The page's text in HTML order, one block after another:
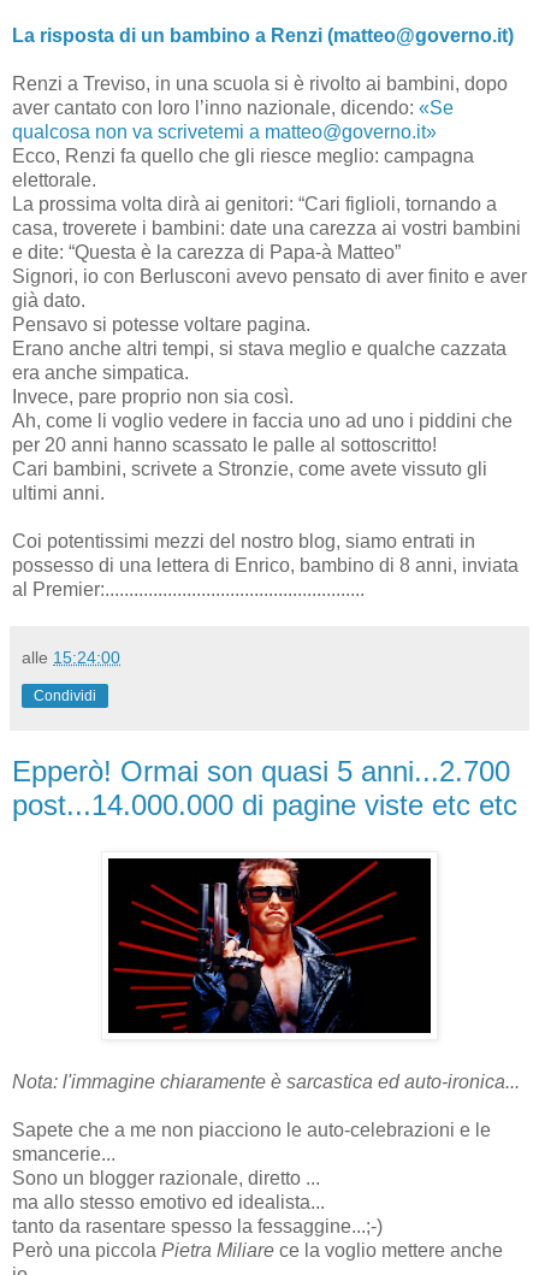
La risposta di un bambino a Renzi (matteo@governo.it)
Renzi a Treviso, in una scuola si è rivolto ai bambini, dopo
aver cantato con loro l’inno nazionale, dicendo: «Se
qualcosa non va scrivetemi a matteo@governo.it»
Ecco, Renzi fa quello che gli riesce meglio: campagna
elettorale.
La prossima volta dirà ai genitori: “Cari figlioli, tornando a
casa, troverete i bambini: date una carezza ai vostri bambini
e dite: “Questa è la carezza di Papa-à Matteo”
Signori, io con Berlusconi avevo pensato di aver finito e aver
già dato.
Pensavo si potesse voltare pagina.
Erano anche altri tempi, si stava meglio e qualche cazzata
era anche simpatica.
Invece, pare proprio non sia così.
Ah, come li voglio vedere in faccia uno ad uno i piddini che
per 20 anni hanno scassato le palle al sottoscritto!
Cari bambini, scrivete a Stronzie, come avete vissuto gli
ultimi anni.
Coi potentissimi mezzi del nostro blog, siamo entrati in
possesso di una lettera di Enrico, bambino di 8 anni, inviata
al Premier:......................................................
alle 15:24:00
Condividi
Epperò! Ormai son quasi 5 anni...2.700
post...14.000.000 di pagine viste etc etc
Nota: l'immagine chiaramente è sarcastica ed auto-ironica...
Sapete che a me non piacciono le auto-celebrazioni e le
smancerie...
Sono un blogger razionale, diretto ...
ma allo stesso emotivo ed idealista...
tanto da rasentare spesso la fessaggine...;-)
Però una piccola Pietra Miliare ce la voglio mettere anche